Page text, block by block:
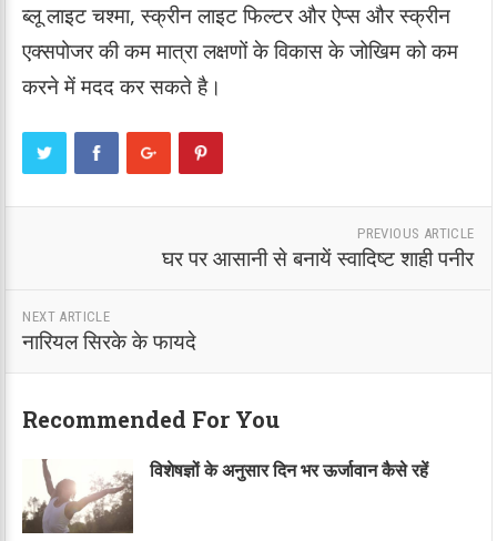
ब्लू लाइट चश्मा, स्क्रीन लाइट फिल्टर और ऐप्स और स्क्रीन
एक्सपोजर की कम मात्रा लक्षणों के विकास के जोखिम को कम
करने में मदद कर सकते है।
PREVIOUS ARTICLE
घर पर आसानी से बनायें स्वादिष्ट शाही पनीर
NEXT ARTICLE
नारियल सिरके के फायदे
Recommended For You
विशेषज्ञों के अनुसार दिन भर ऊर्जावान कैसे रहें